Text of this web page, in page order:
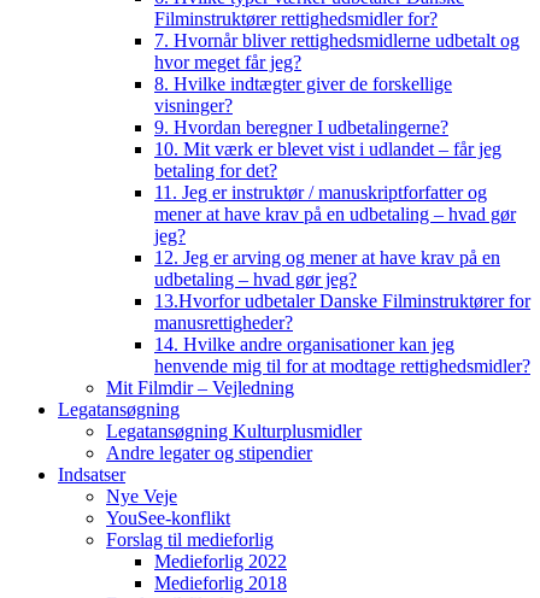
Filminstruktører rettighedsmidler for?
7. Hvornår bliver rettighedsmidlerne udbetalt og
hvor meget får jeg?
8. Hvilke indtægter giver de forskellige
visninger?
9. Hvordan beregner I udbetalingerne?
10. Mit værk er blevet vist i udlandet – får jeg
betaling for det?
11. Jeg er instruktør / manuskriptforfatter og
mener at have krav på en udbetaling – hvad gør
jeg?
12. Jeg er arving og mener at have krav på en
udbetaling – hvad gør jeg?
13.Hvorfor udbetaler Danske Filminstruktører for
manusrettigheder?
14. Hvilke andre organisationer kan jeg
henvende mig til for at modtage rettighedsmidler?
Mit Filmdir – Vejledning
Legatansøgning
Legatansøgning Kulturplusmidler
Andre legater og stipendier
Indsatser
Nye Veje
YouSee-konflikt
Forslag til medieforlig
Medieforlig 2022
Medieforlig 2018